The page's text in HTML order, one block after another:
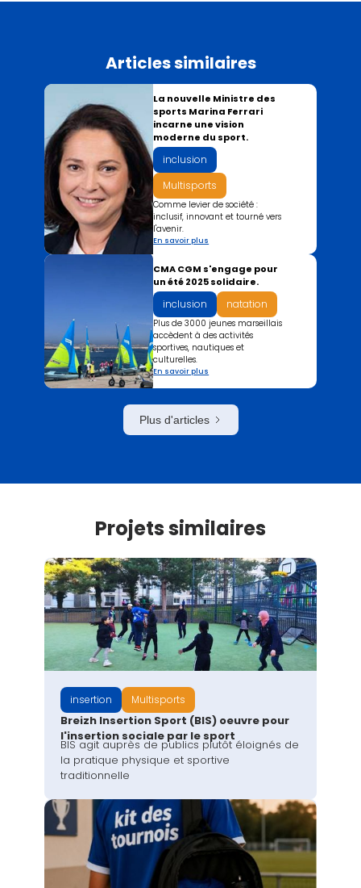
Articles similaires
La nouvelle Ministre des
sports Marina Ferrari
incarne une vision
moderne du sport.
inclusion
Multisports
Comme levier de société :
inclusif, innovant et tourné vers
l'avenir.
En savoir plus
CMA CGM s'engage pour
un été 2025 solidaire.
inclusion natation
Plus de 3000 jeunes marseillais
accèdent à des activités
sportives, nautiques et
culturelles.
En savoir plus
Plus d'articles
Projets similaires
insertion Multisports
Breizh Insertion Sport (BIS) oeuvre pour
l'insertion sociale par le sport
BIS agit auprès de publics plutôt éloignés de
la pratique physique et sportive
traditionnelle